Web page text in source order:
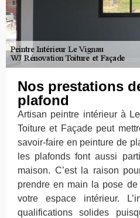
Nos prestations
plafond
Artisan peintre intérieur à
Toiture et Façade peut
savoir-faire en peinture de
les plafonds font aussi
maison. C’est la raison
prendre en main la pose
votre espace intérieur.
qualifications solides